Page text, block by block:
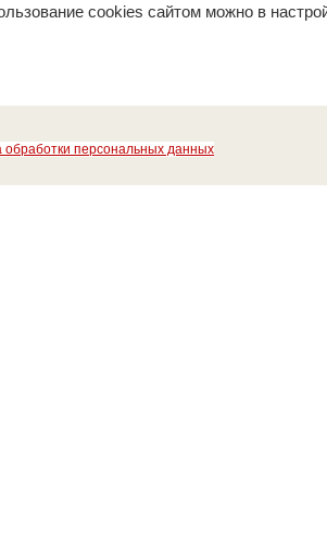
cookies сайтом можно в
обработки персональных данных